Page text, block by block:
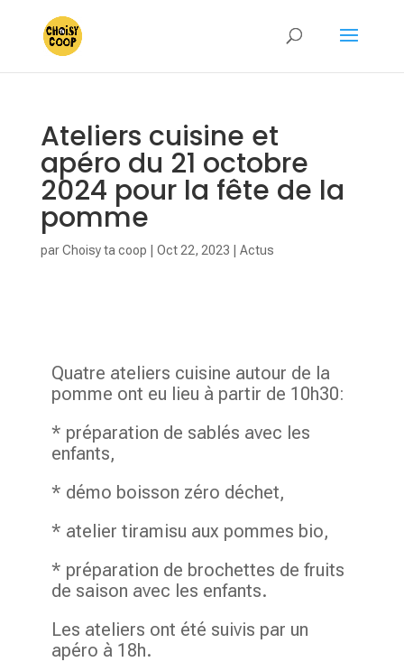
Ateliers cuisine et
apéro du 21 octobre
2024 pour la fête de la
pomme
parChoisy ta coop Oct 22, 2023 Actus
Quatre ateliers cuisine autour de la
pomme ont eu lieu à partir de 10h30:
* préparation de sablés avec les
enfants,
* démo boisson zéro déchet,
* atelier tiramisu aux pommes bio,
* préparation de brochettes de fruits
de saison avec les enfants.
Les ateliers ont été suivis par un
apéro à 18h.